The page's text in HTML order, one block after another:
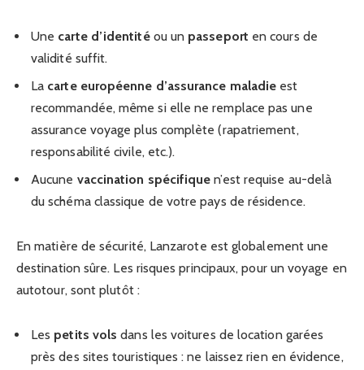
Une carte d’identitéou un passeport en cours de
validité suffit.
La carte européenne d’assurance maladie est
recommandée, même si elle ne remplace pas une
assurance voyage plus complète (rapatriement,
responsabilité civile, etc.).
Aucune vaccination spécifique n’est requise au-delà
du schéma classique de votre pays de résidence.
En matière de sécurité, Lanzarote est globalement une
destination sûre. Les risques principaux, pour un voyage en
autotour, sont plutôt :
Les petits vols dans les voitures de location garées
près des sites touristiques : ne laissez rien en évidence,